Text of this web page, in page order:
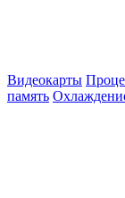
Видеокарты
память